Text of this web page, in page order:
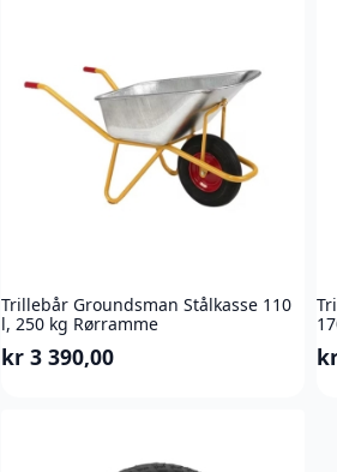
Trillebår Groundsman Stålkasse 110
l, 250 kg Rørramme
kr3 390,00